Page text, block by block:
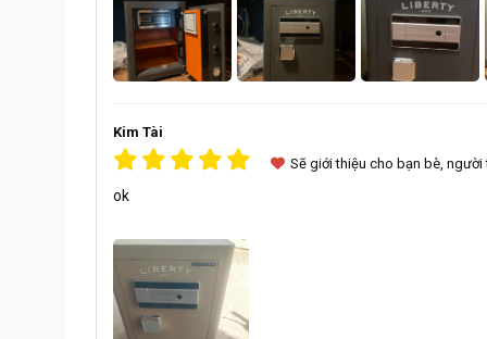
Kim Tài
Sẽ giới thiệu cho bạn bè, người
ok